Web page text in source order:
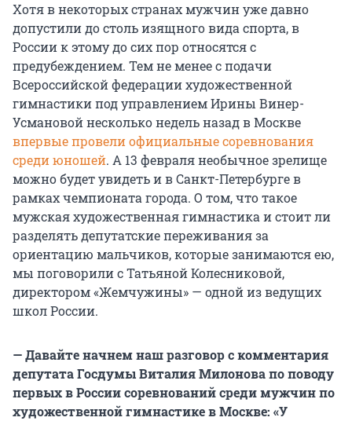
Хотя в некоторых странах мужчин уже давно
допустили до столь изящного вида спорта, в
России к этому до сих пор относятся с
предубеждением. Тем не менее с подачи
Всероссийской федерации художественной
гимнастики под управлением Ирины Винер-
Усмановой несколько недель назад в Москве
впервые провели официальные соревнования
среди юношей. А 13 февраля необычное зрелище
можно будет увидеть и в Санкт-Петербурге в
рамках чемпионата города. О том, что такое
мужская художественная гимнастика и стоит ли
разделять депутатские переживания за
ориентацию мальчиков, которые занимаются ею,
мы поговорили с Татьяной Колесниковой,
директором «Жемчужины» — одной из ведущих
школ России.
— Давайте начнем наш разговор с комментария
депутата Госдумы Виталия Милонова по поводу
первых в России соревнований среди мужчин по
художественной гимнастике в Москве: «У